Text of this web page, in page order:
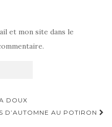
et mon site dans le
DOUX
D’AUTOMNE AU POTIRON